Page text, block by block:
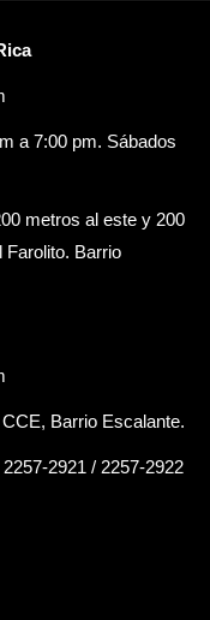
a 7:00 pm. Sábados
metros al este y 200
Farolito. Barrio
Barrio Escalante.
2921 / 2257-2922